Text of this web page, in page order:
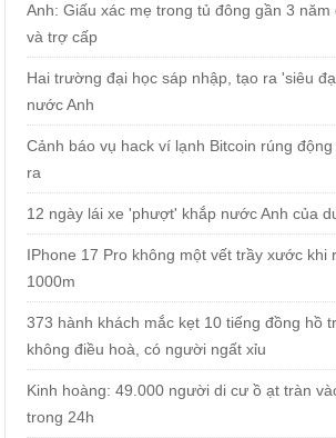
Anh: Giấu xác mẹ trong tủ đông gần 3
và trợ cấp
Hai trường đại học sáp nhập, tạo ra 'siêu
nước Anh
Cảnh báo vụ hack ví lạnh Bitcoin rúng
ra
12 ngày lái xe 'phượt' khắp nước Anh của
IPhone 17 Pro không một vết trầy xước khi
1000m
373 hành khách mắc kẹt 10 tiếng đồng hồ
không điều hoà, có người ngất xỉu
Kinh hoàng: 49.000 người di cư ồ ạt tràn
trong 24h